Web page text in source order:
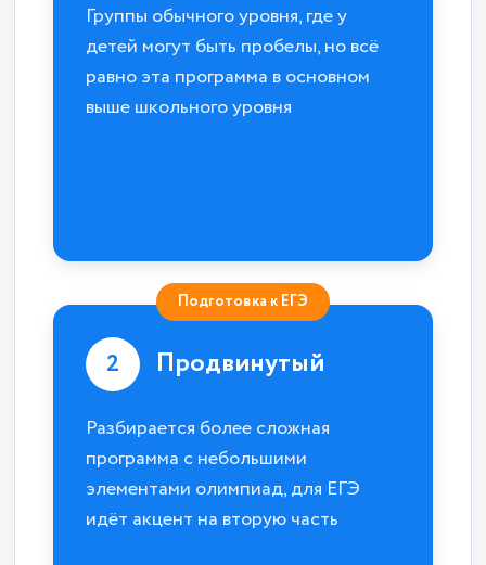
Группы обычного уровня, где у
детей могут быть пробелы, но всё
равно эта программа в основном
выше школьного уровня
Подготовка к ЕГЭ
2 Продвинутый
Разбирается более сложная
программа с небольшими
элементами олимпиад, для ЕГЭ
идёт акцент на вторую часть